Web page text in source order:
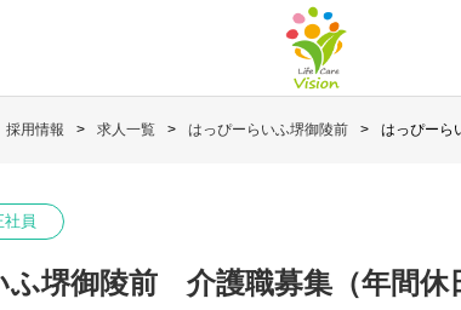
採用情報 求人一覧 はっぴーらいふ堺御陵前 はっぴーら
社員
ふ堺御陵前 介護職募集（年間休